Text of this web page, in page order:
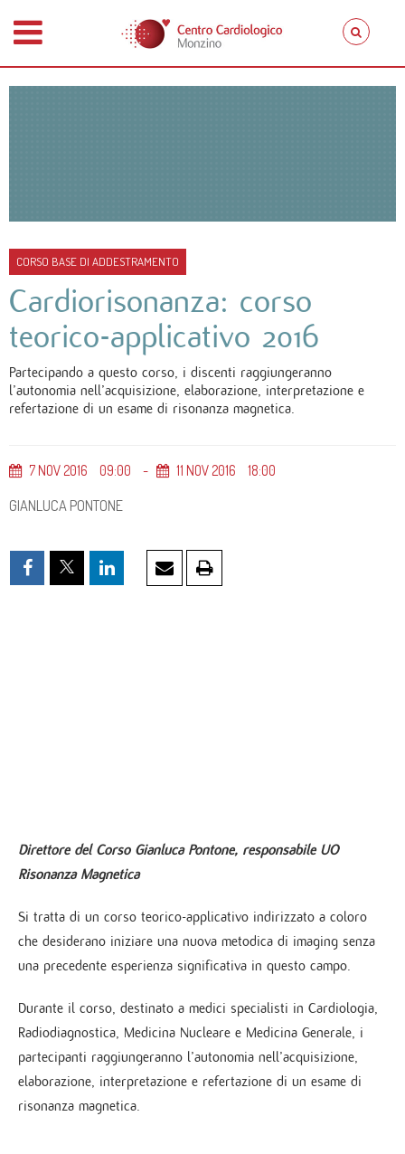
CORSO BASE DI ADDESTRAMENTO
Cardiorisonanza: corso
teorico-applicativo 2016
Partecipando a questo corso, i discenti raggiungeranno
l’autonomia nell’acquisizione, elaborazione, interpretazione e
refertazione di un esame di risonanza magnetica.
7 NOV 2016 09 00 11 NOV 2016 18 00
GIANLUCA PONTONE
Direttore del Corso Gianluca Pontone, responsabile UO
Risonanza Magnetica
Si tratta di un corso teorico-applicativo indirizzato a coloro
che desiderano iniziare una nuova metodica di imaging senza
una precedente esperienza significativa in questo campo.
Durante il corso, destinato a medici specialisti in Cardiologia,
Radiodiagnostica, Medicina Nucleare e Medicina Generale, i
partecipanti raggiungeranno l’autonomia nell’acquisizione,
elaborazione, interpretazione e refertazione di un esame di
risonanza magnetica.